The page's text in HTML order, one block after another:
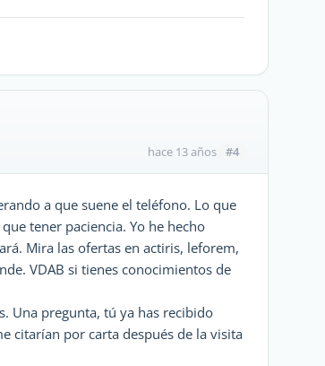
hace 13 años #4
a que suene el teléfono. Lo que
tener paciencia. Yo he hecho
Mira las ofertas en actiris, leforem,
VDAB si tienes conocimientos de
Una pregunta, tú ya has recibido
citarían por carta después de la visita